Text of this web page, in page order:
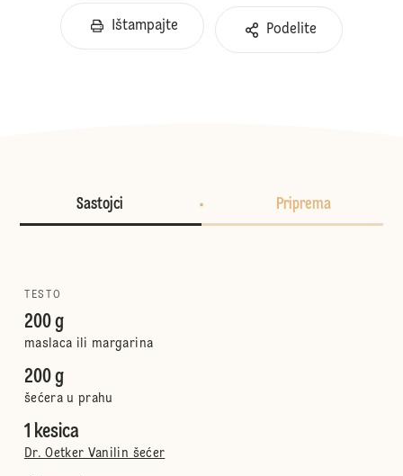
Ištampajte Podelite
Sastojci Priprema
TESTO
200 g
maslaca ili margarina
200 g
šećera u prahu
1 kesica
Dr. Oetker Vanilin šećer